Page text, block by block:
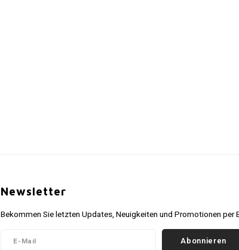
Newsletter
Bekommen Sie letzten Updates, Neuigkeiten und Promotionen per
Abonnieren